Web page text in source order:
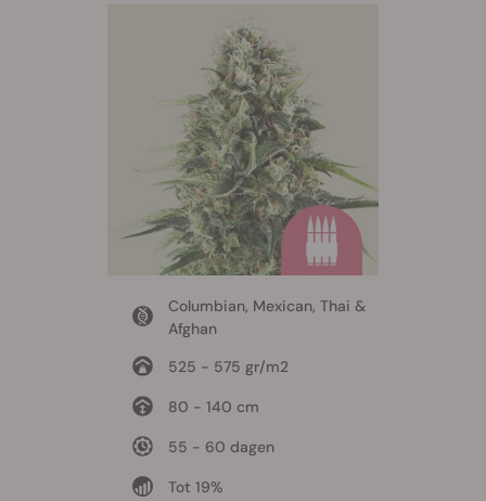
Columbian, Mexican, Thai &
Afghan
525 - 575 gr/m2
80 - 140 cm
55 - 60 dagen
Tot 19%